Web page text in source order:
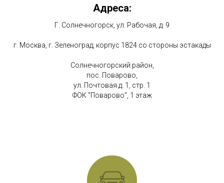
Адреса:
Г. Солнечногорск, ул. Рабочая, д. 9
г. Москва, г. Зеленоград, корпус 1824 со стороны эстакады
Солнечногорский район,
пос. Поварово,
ул. Почтовая д. 1, стр. 1
ФОК "Поварово", 1 этаж